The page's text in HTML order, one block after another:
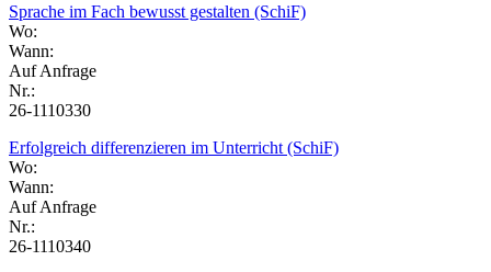
Sprache im Fach bewusst gestalten (SchiF)
Wo:
Wann:
Auf Anfrage
Nr.:
26-1110330
Erfolgreich differenzieren im Unterricht (SchiF)
Wo:
Wann:
Auf Anfrage
Nr.:
26-1110340